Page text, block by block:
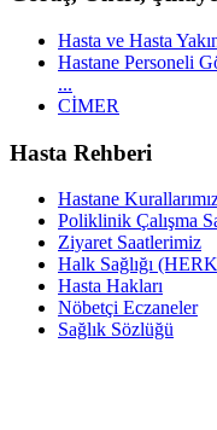
Hasta ve Hasta
Hastane Personeli
...
CİMER
Hasta Rehberi
Hastane
Poliklinik Çalışma
Ziyaret Saatlerimiz
Halk Sağlığı
Hasta Hakları
Nöbetçi Eczaneler
Sağlık Sözlüğü